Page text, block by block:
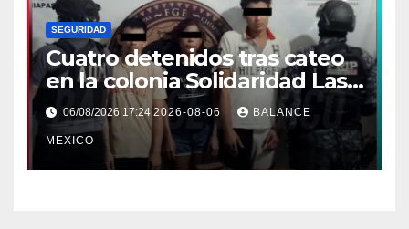
SEGURIDAD
Cuatro detenidos tras cateo
en la colonia Solidaridad Las
Vegas de Tapachula
06/08/2026 17:242026-08-06 BALANCE
MEXICO